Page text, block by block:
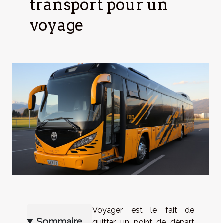
transport pour un
voyage
Voyager est le fait de